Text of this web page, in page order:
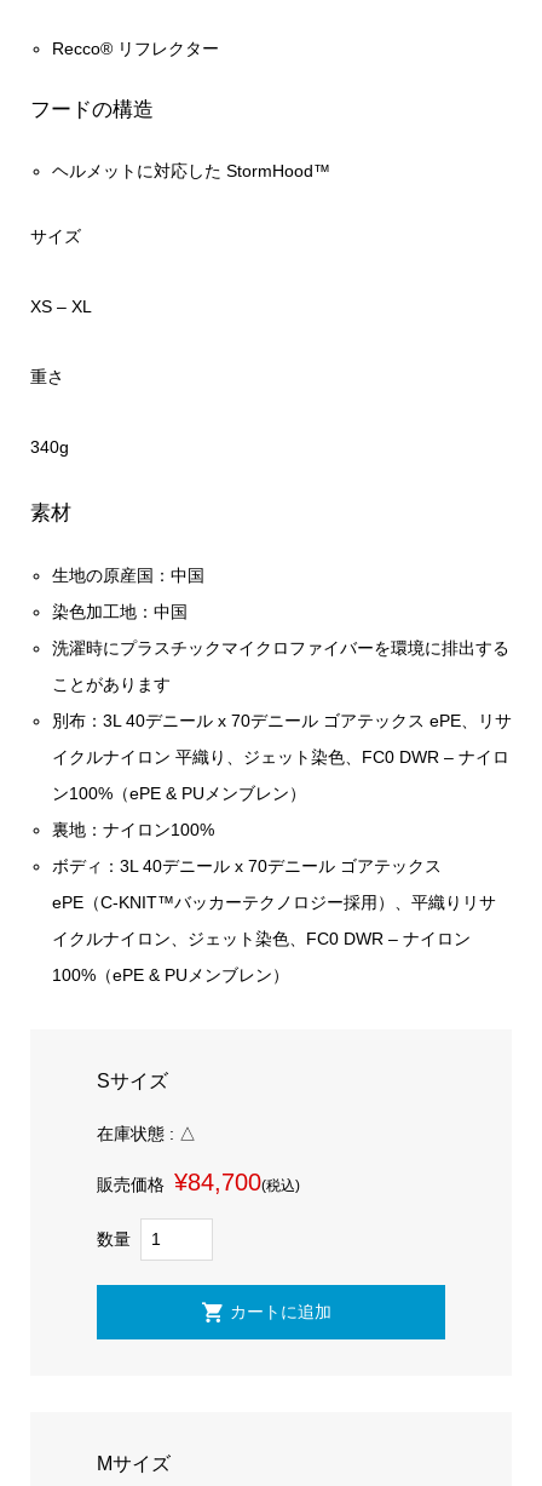
Recco® リフレクター
フードの構造
ヘルメットに対応した StormHood™
サイズ
XS – XL
重さ
340g
素材
生地の原産国：中国
染色加工地：中国
洗濯時にプラスチックマイクロファイバーを環境に排出する
ことがあります
別布：3L 40デニール x 70デニール ゴアテックス ePE、リサ
イクルナイロン 平織り、ジェット染色、FC0 DWR – ナイロ
ン100%（ePE & PUメンブレン）
裏地：ナイロン100%
ボディ：3L 40デニール x 70デニール ゴアテックス
ePE（C-KNIT™バッカーテクノロジー採用）、平織りリサ
イクルナイロン、ジェット染色、FC0 DWR – ナイロン
100%（ePE & PUメンブレン）
Sサイズ
在庫状態 : △
販売価格 ¥84,700(税込)
数量
Mサイズ